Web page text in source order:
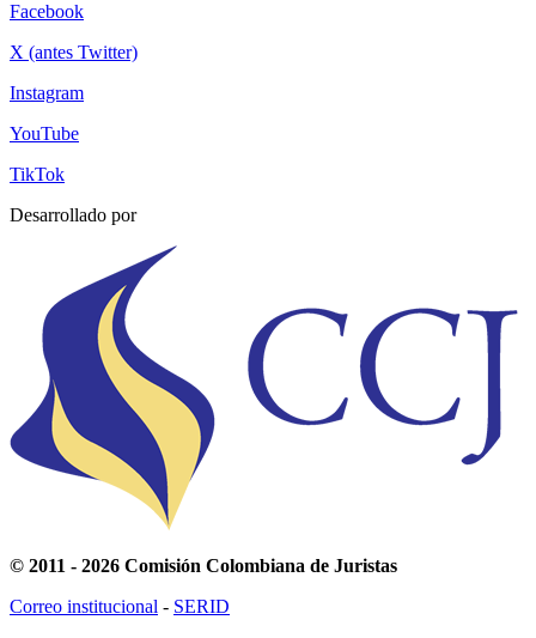
Facebook
X (antes Twitter)
Instagram
YouTube
TikTok
Desarrollado por
© 2011 - 2026 Comisión Colombiana de Juristas
Correo institucional - SERID